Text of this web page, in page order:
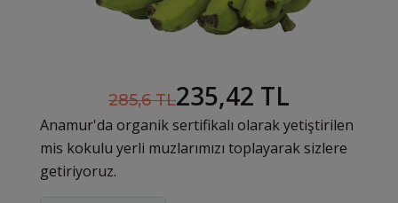
285,6 TL235,42 TL
Anamur'da organik sertifikalı olarak yetiştirilen
mis kokulu yerli muzlarımızı toplayarak sizlere
getiriyoruz.